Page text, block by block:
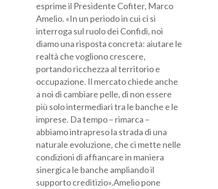
esprime il Presidente Cofiter, Marco
Amelio. «In un periodo in cui ci si
interroga sul ruolo dei Confidi, noi
diamo una risposta concreta: aiutare le
realtà che vogliono crescere,
portando ricchezza al territorio e
occupazione. Il mercato chiede anche
a noi di cambiare pelle, di non essere
più solo intermediari tra le banche e le
imprese. Da tempo – rimarca –
abbiamo intrapreso la strada di una
naturale evoluzione, che ci mette nelle
condizioni di affiancare in maniera
sinergica le banche ampliando il
supporto creditizio».Amelio pone